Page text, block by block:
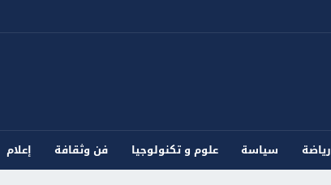
رياضة سياسة علوم و تكنولوجيا فن وثقافة
إعلام